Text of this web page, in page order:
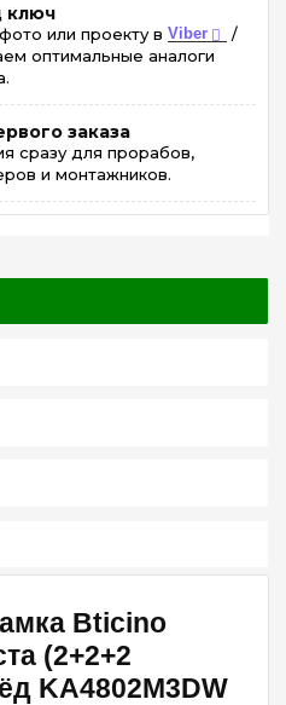
ключ
или проекту в Viber /
оптимальные аналоги
заказа
сразу для прорабов,
и монтажников.
Bticino
(2+2+2
KA4802M3DW